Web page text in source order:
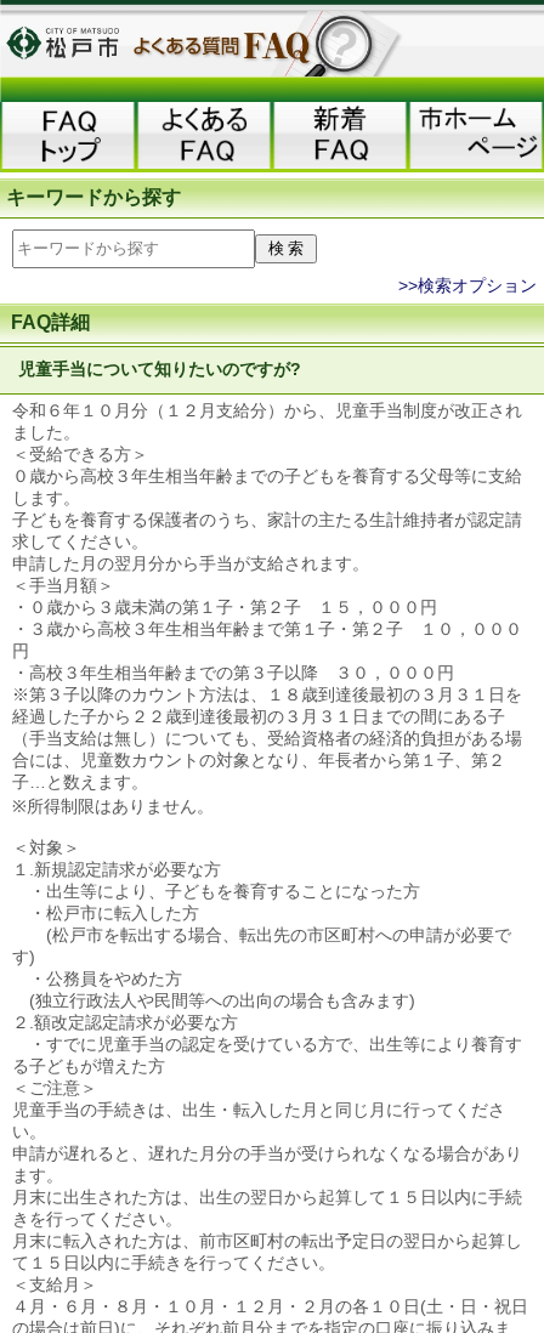
キーワードから探す
>>検索オプション
FAQ詳細
児童手当について知りたいのですが?
令和６年１０月分（１２月支給分）から、児童手当制度が改正され
ました。
＜受給できる方＞
０歳から高校３年生相当年齢までの子どもを養育する父母等に支給
します。
子どもを養育する保護者のうち、家計の主たる生計維持者が認定請
求してください。
申請した月の翌月分から手当が支給されます。
＜手当月額＞
・０歳から３歳未満の第１子・第２子 １５，０００円
・３歳から高校３年生相当年齢まで第１子・第２子 １０，０００
円
・高校３年生相当年齢までの第３子以降 ３０，０００円
※第３子以降のカウント方法は、１８歳到達後最初の３月３１日を
経過した子から２２歳到達後最初の３月３１日までの間にある子
（手当支給は無し）についても、受給資格者の経済的負担がある場
合には、児童数カウントの対象となり、年長者から第１子、第２
子…と数えます。
※所得制限はありません。
＜対象＞
１.新規認定請求が必要な方
・出生等により、子どもを養育することになった方
・松戸市に転入した方
(松戸市を転出する場合、転出先の市区町村への申請が必要で
す)
・公務員をやめた方
(独立行政法人や民間等への出向の場合も含みます)
２.額改定認定請求が必要な方
・すでに児童手当の認定を受けている方で、出生等により養育す
る子どもが増えた方
＜ご注意＞
児童手当の手続きは、出生・転入した月と同じ月に行ってくださ
い。
申請が遅れると、遅れた月分の手当が受けられなくなる場合があり
ます。
月末に出生された方は、出生の翌日から起算して１５日以内に手続
きを行ってください。
月末に転入された方は、前市区町村の転出予定日の翌日から起算し
て１５日以内に手続きを行ってください。
＜支給月＞
４月・６月・８月・１０月・１２月・２月の各１０日(土・日・祝日
の場合は前日)に、それぞれ前月分までを指定の口座に振り込みま